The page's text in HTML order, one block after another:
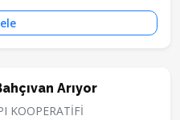
Arıyor
KOOPERATİFİ